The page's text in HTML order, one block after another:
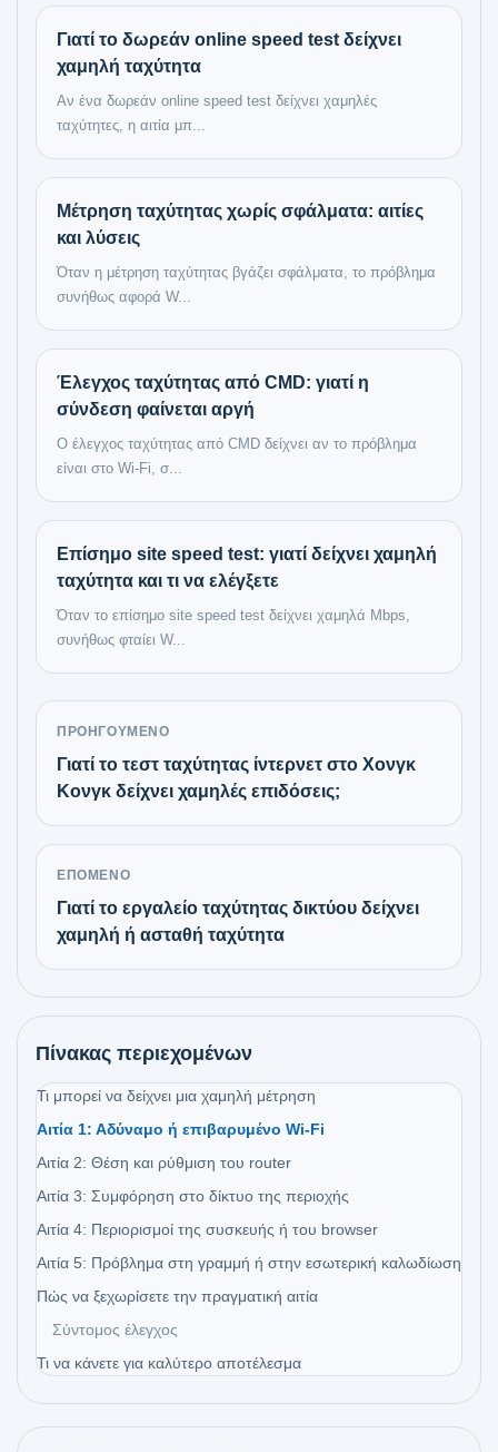
Γιατί το δωρεάν online speed test δείχνει
χαμηλή ταχύτητα
Αν ένα δωρεάν online speed test δείχνει χαμηλές
ταχύτητες, η αιτία μπ...
Μέτρηση ταχύτητας χωρίς σφάλματα: αιτίες
και λύσεις
Όταν η μέτρηση ταχύτητας βγάζει σφάλματα, το πρόβλημα
συνήθως αφορά W...
Έλεγχος ταχύτητας από CMD: γιατί η
σύνδεση φαίνεται αργή
Ο έλεγχος ταχύτητας από CMD δείχνει αν το πρόβλημα
είναι στο Wi-Fi, σ...
Επίσημο site speed test: γιατί δείχνει χαμηλή
ταχύτητα και τι να ελέγξετε
Όταν το επίσημο site speed test δείχνει χαμηλά Mbps,
συνήθως φταίει W...
ΠΡΟΗΓΟΎΜΕΝΟ
Γιατί το τεστ ταχύτητας ίντερνετ στο Χονγκ
Κονγκ δείχνει χαμηλές επιδόσεις;
ΕΠΌΜΕΝΟ
Γιατί το εργαλείο ταχύτητας δικτύου δείχνει
χαμηλή ή ασταθή ταχύτητα
Πίνακας περιεχομένων
Τι μπορεί να δείχνει μια χαμηλή μέτρηση
Αιτία 1: Αδύναμο ή επιβαρυμένο Wi-Fi
Αιτία 2: Θέση και ρύθμιση του router
Αιτία 3: Συμφόρηση στο δίκτυο της περιοχής
Αιτία 4: Περιορισμοί της συσκευής ή του browser
Αιτία 5: Πρόβλημα στη γραμμή ή στην εσωτερική καλωδίωση
Πώς να ξεχωρίσετε την πραγματική αιτία
Σύντομος έλεγχος
Τι να κάνετε για καλύτερο αποτέλεσμα